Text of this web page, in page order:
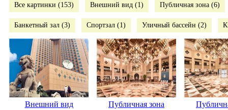
Все картинки (153) Внешний вид (1) Публичная зона (6)
Банкетный зал (3) Спортзал (1) Уличный бассейн (2)
Внешний вид Публичная зона